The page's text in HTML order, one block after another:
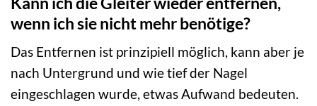
wenn ich sie nicht mehr benötige?
Das Entfernen ist prinzipiell möglich, kann aber je
nach Untergrund und wie tief der Nagel
eingeschlagen wurde, etwas Aufwand bedeuten.